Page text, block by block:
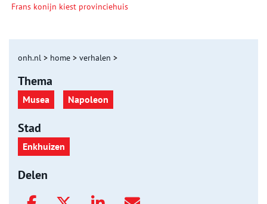
Frans konijn kiest provinciehuis
onh.nl > home > verhalen >
Thema
Musea Napoleon
Stad
Enkhuizen
Delen